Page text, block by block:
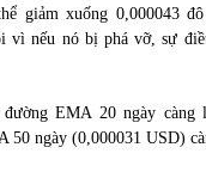
giảm xuống 0,000043
vì nếu nó bị phá vỡ, sự
EMA 20 ngày càng
50 ngày (0,000031 USD)